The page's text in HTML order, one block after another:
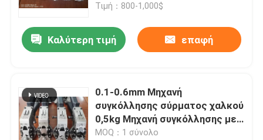
Τιμή：800-1,000$
Καλύτερη τιμή επαφή
0.1-0.6mm Μηχανή
συγκόλλησης σύρματος χαλκού
0,5kg Μηχανή συγκόλλησης με
ψυχρή συγκόλληση
MOQ：1 σύνολο